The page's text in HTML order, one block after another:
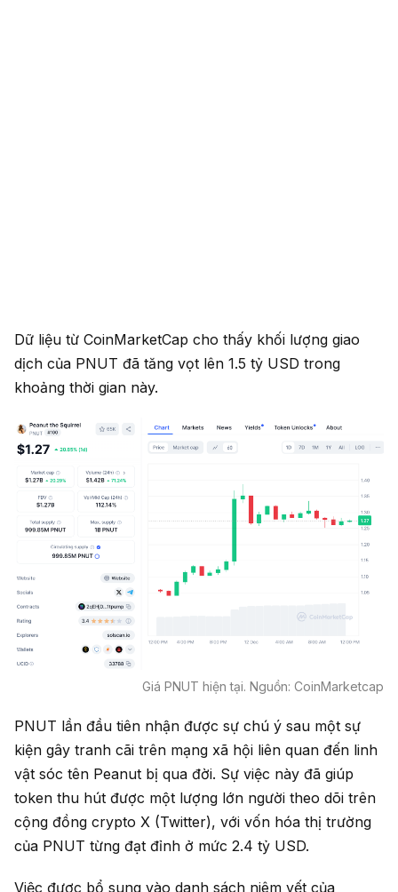
Dữ liệu từ CoinMarketCap cho thấy khối lượng giao
dịch của PNUT đã tăng vọt lên 1.5 tỷ USD trong
khoảng thời gian này.
Giá PNUT hiện tại. Nguồn: CoinMarketcap
PNUT lần đầu tiên nhận được sự chú ý sau một sự
kiện gây tranh cãi trên mạng xã hội liên quan đến linh
vật sóc tên Peanut bị qua đời. Sự việc này đã giúp
token thu hút được một lượng lớn người theo dõi trên
cộng đồng crypto X (Twitter), với vốn hóa thị trường
của PNUT từng đạt đỉnh ở mức 2.4 tỷ USD.
Việc được bổ sung vào danh sách niêm yết của